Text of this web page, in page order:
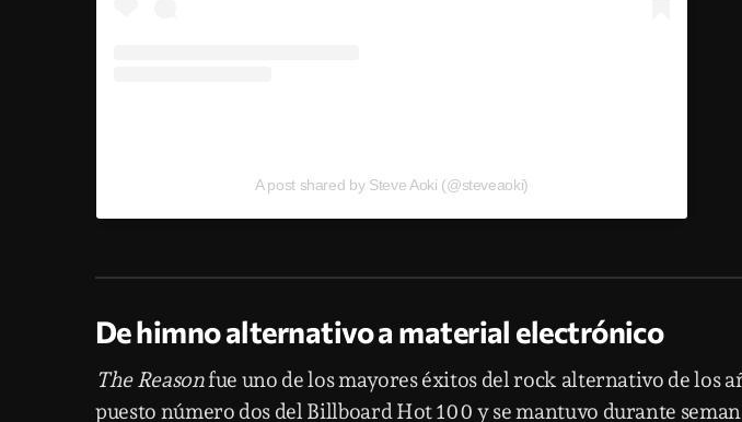
A post shared by Steve Aoki (@steveaoki)
De himno alternativo a material electrónico
The Reasonfue uno de los mayores éxitos del rock alternativo de los
puesto número dos del Billboard Hot 100 y se mantuvo durante